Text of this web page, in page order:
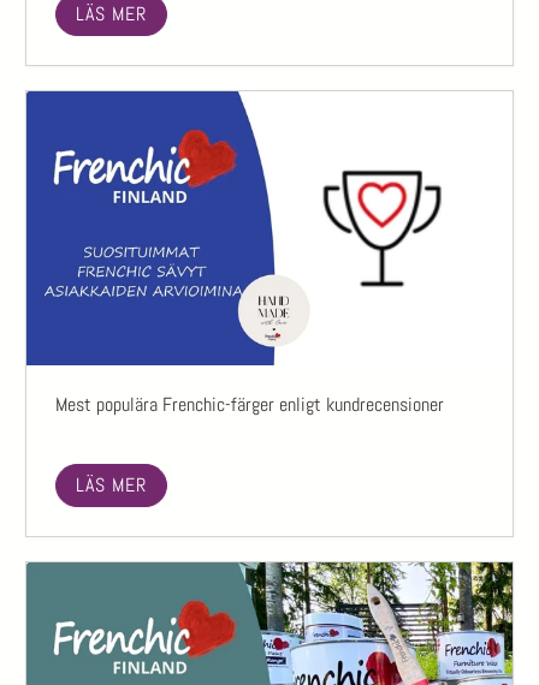
LÄS MER
Mest populära Frenchic-färger enligt kundrecensioner
LÄS MER